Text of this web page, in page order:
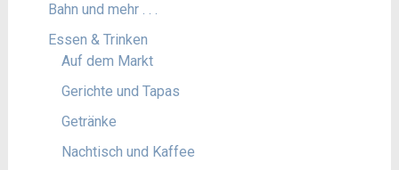
Bahn und mehr . . .
Essen & Trinken
Auf dem Markt
Gerichte und Tapas
Getränke
Nachtisch und Kaffee